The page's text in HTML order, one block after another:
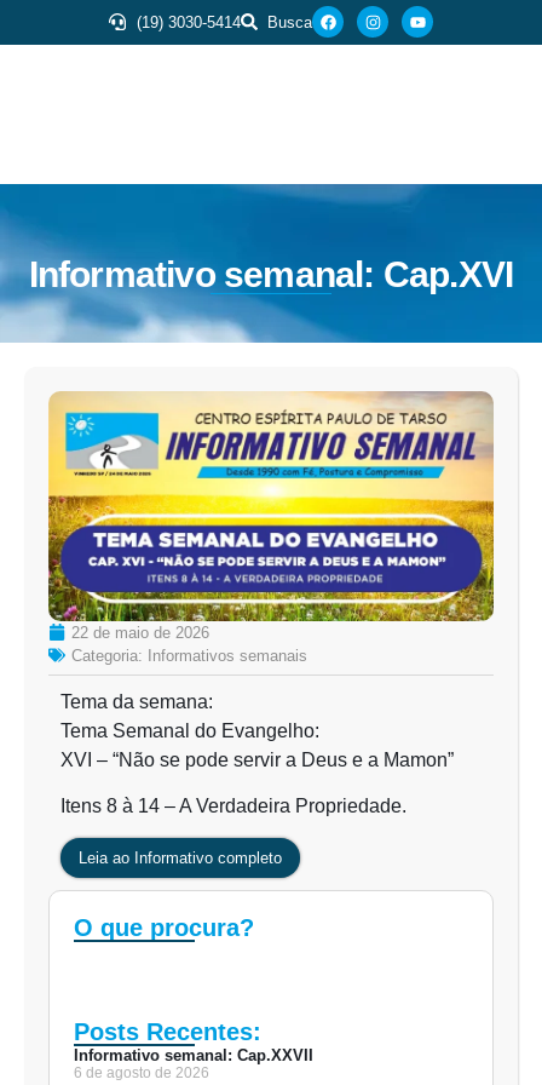
(19) 3030-5414 Busca
Informativo semanal: Cap.XVI
22 de maio de 2026
Categoria: Informativos semanais
Tema da semana:
Tema Semanal do Evangelho:
XVI – “Não se pode servir a Deus e a Mamon”
Itens 8 à 14 – A Verdadeira Propriedade.
Leia ao Informativo completo
O que procura?
Posts Recentes:
Informativo semanal: Cap.XXVII
6 de agosto de 2026